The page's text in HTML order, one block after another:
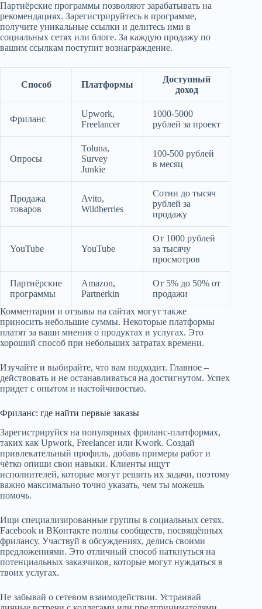
Партнёрские программы позволяют зарабатывать на
рекомендациях. Зарегистрируйтесь в программе,
получите уникальные ссылки и делитесь ими в
социальных сетях или блоге. За каждую продажу по
вашим ссылкам поступит вознаграждение.
Способ Платформы
Доступный
доход
Фриланс
Upwork,
Freelancer
1000-5000
рублей за проект
Опросы
Toluna,
Survey
Junkie
100-500 рублей
в месяц
Продажа
товаров
Avito,
Wildberries
Сотни до тысяч
рублей за
продажу
YouTube YouTube
От 1000 рублей
за тысячу
просмотров
Партнёрские
программы
Amazon,
Partnerkin
От 5% до 50% от
продажи
Комментарии и отзывы на сайтах могут также
приносить небольшие суммы. Некоторые платформы
платят за ваши мнения о продуктах и услугах. Это
хороший способ при небольших затратах времени.
Изучайте и выбирайте, что вам подходит. Главное –
действовать и не останавливаться на достигнутом. Успех
придет с опытом и настойчивостью.
Фриланс: где найти первые заказы
Зарегистрируйся на популярных фриланс-платформах,
таких как Upwork, Freelancer или Kwork. Создай
привлекательный профиль, добавь примеры работ и
чётко опиши свои навыки. Клиенты ищут
исполнителей, которые могут решить их задачи, поэтому
важно максимально точно указать, чем ты можешь
помочь.
Ищи специализированные группы в социальных сетях.
Facebook и ВКонтакте полны сообществ, посвящённых
фрилансу. Участвуй в обсуждениях, делись своими
предложениями. Это отличный способ наткнуться на
потенциальных заказчиков, которые могут нуждаться в
твоих услугах.
Не забывай о сетевом взаимодействии. Устраивай